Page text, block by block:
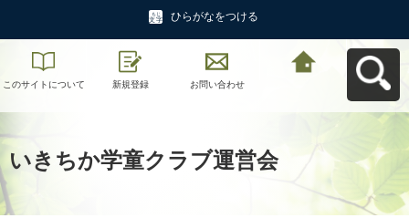
ひらがなをつける
このサイトについて 新規登録 お問い合わせ
いきちか学童クラブ運営会